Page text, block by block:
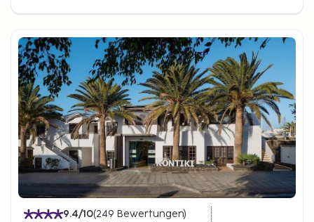
9.4/10(249 Bewertungen)